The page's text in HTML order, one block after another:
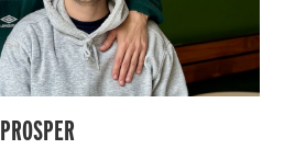
PROSPER